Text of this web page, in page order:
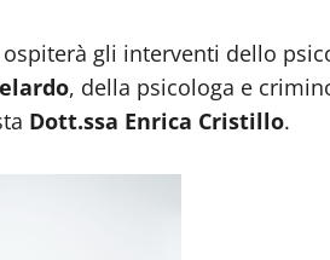
gli interventi dello
, della psicologa e
Dott.ssa Enrica Cristillo.